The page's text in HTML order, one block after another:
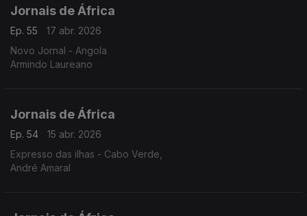
Jornais de África
Ep. 55
17 abr. 2026
Novo Jornal - Angola
Armindo Laureano
Jornais de África
Ep. 54
15 abr. 2026
Expresso das ilhas - Cabo Verde,
André Amaral